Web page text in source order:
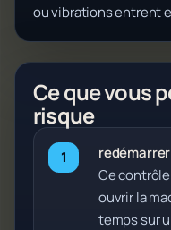
ou vibrations entrent
Ce que vous
risque
Ce
ouvrir la
temps sur